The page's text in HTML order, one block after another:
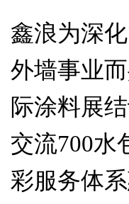
鑫浪为深
外墙事业
际涂料展
交流700水
彩服务体